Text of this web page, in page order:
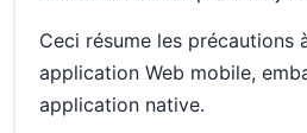
Ceci résume les précautions
application Web mobile,
application native.